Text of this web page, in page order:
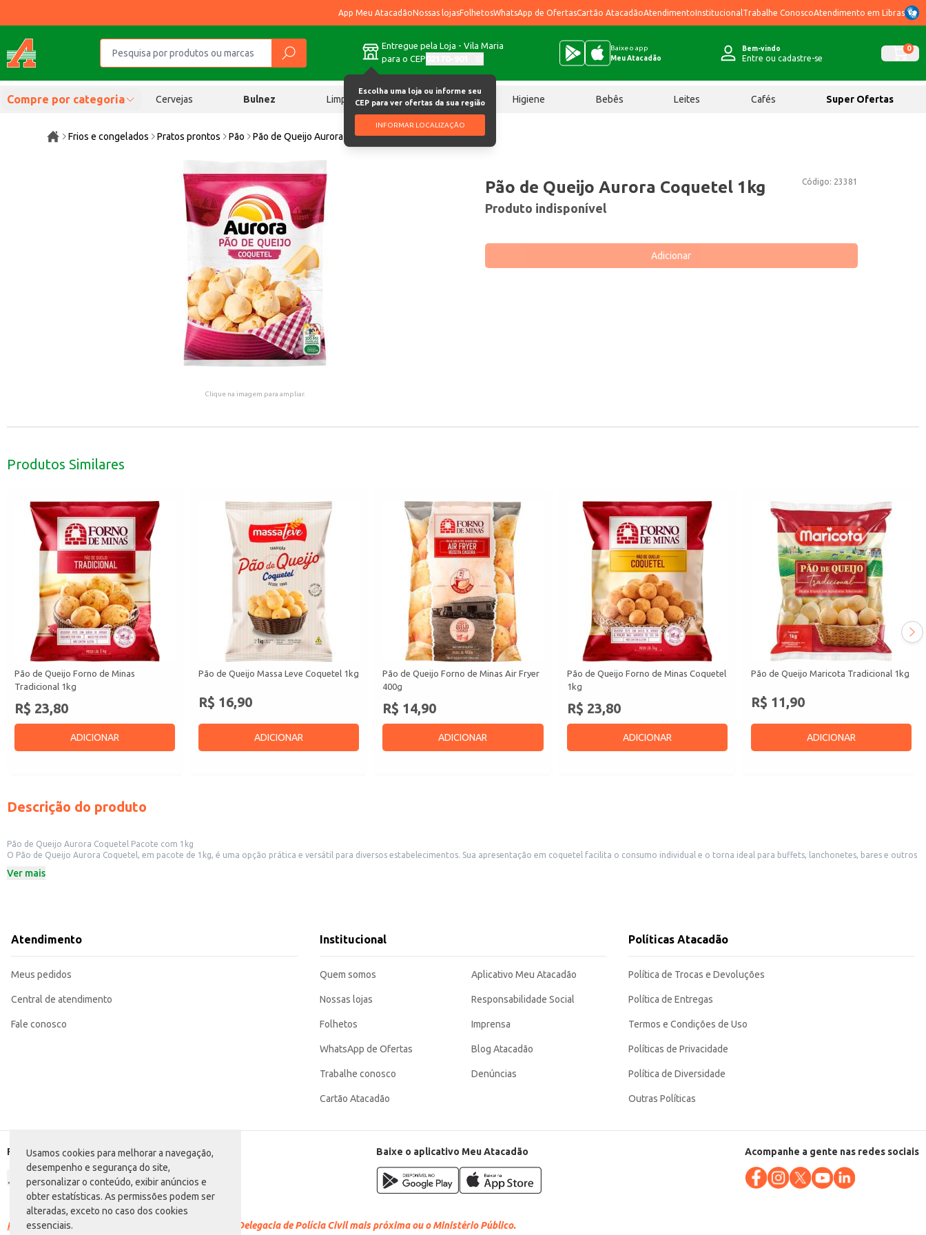
Usamos cookies para melhorar a navegação,
desempenho e segurança do site,
personalizar o conteúdo, exibir anúncios e
obter estatísticas. As permissões podem ser
alteradas, exceto no caso dos cookies
essenciais.
App Meu AtacadãoNossas lojasFolhetosWhatsApp de OfertasCartão AtacadãoAtendimentoInstitucional Trabalhe ConoscoAtendimento em Libras
Entregue pela Loja - Vila Maria
para o CEP
Escolha uma loja ou informe seu
CEP para ver ofertas da sua região
INFORMAR LOCALIZAÇÃO
Baixe o app
Meu Atacadão
Bem-vindo
Entre ou cadastre-se
0
Compre por categoria Cervejas Bulnez Limpeza Chocolates Higiene Bebês Leites Cafés Super Ofertas
Frios e congelados Pratos prontos Pão Pão de Queijo Aurora Coquetel 1kg
Clique na imagem para ampliar.
Código: 23381
Pão de Queijo Aurora Coquetel 1kg
Produto indisponível
Adicionar
Produtos Similares
Pão de Queijo Forno de Minas
Tradicional 1kg
R$ 23,80
ADICIONAR
Pão de Queijo Massa Leve Coquetel 1kg
R$ 16,90
ADICIONAR
Pão de Queijo Forno de Minas Air Fryer
400g
R$ 14,90
ADICIONAR
Pão de Queijo Forno de Minas Coquetel
1kg
R$ 23,80
ADICIONAR
Pão de Queijo Maricota Tradicional 1kg
R$ 11,90
ADICIONAR
Descrição do produto
Pão de Queijo Aurora Coquetel Pacote com 1kg
O Pão de Queijo Aurora Coquetel, em pacote de 1kg, é uma opção prática e versátil para diversos estabelecimentos. Sua apresentação em coquetel facilita o consumo individual e o torna ideal para buffets, lanchonetes, bares e outros
Dicas de uso:
O Pão de Queijo Aurora Coquetel em pacote de 1kg proporciona praticidade e rendimento, atendendo às necessidades de diversos tipos de negócio e consumidores. Sua receita tradicional garante um sabor familiar e apreciado por
muitos, tornando-o uma opção de compra segura e eficiente para o seu negócio.
Marca: Aurora
Categoria: Pão
EAN: 7891164028596
Ver mais
Atendimento
Meus pedidos
Central de atendimento
Fale conosco
Institucional
Quem somos
Nossas lojas
Folhetos
WhatsApp de Ofertas
Trabalhe conosco
Cartão Atacadão
Aplicativo Meu Atacadão
Responsabilidade Social
Imprensa
Blog Atacadão
Denúncias
Políticas Atacadão
Política de Trocas e Devoluções
Política de Entregas
Termos e Condições de Uso
Políticas de Privacidade
Política de Diversidade
Outras Políticas
Formas de pagamento Baixe o aplicativo Meu Atacadão Acompanhe a gente nas redes sociais
Racismo é crime. Denuncie. Disque 100 ou procure a Delegacia de Polícia Civil mais próxima ou o Ministério Público.